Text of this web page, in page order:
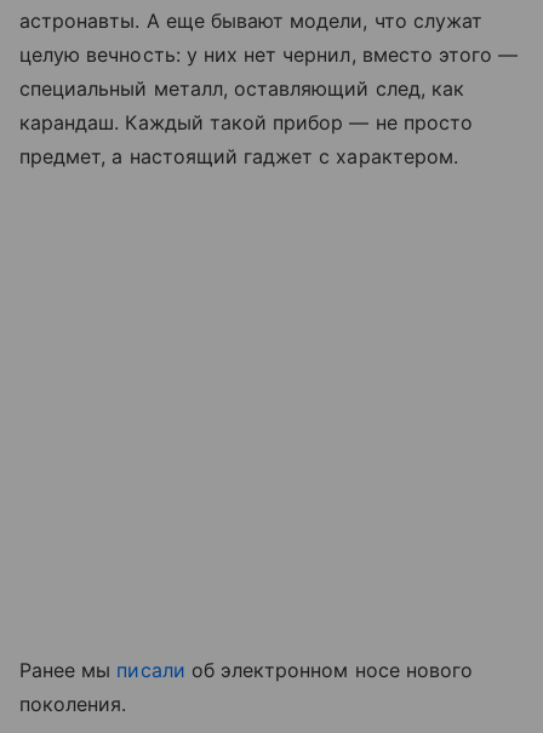
астронавты. А еще бывают модели, что служат
целую вечность: у них нет чернил, вместо этого —
специальный металл, оставляющий след, как
карандаш. Каждый такой прибор — не просто
предмет, а настоящий гаджет с характером.
Ранее мы писали об электронном носе нового
поколения.